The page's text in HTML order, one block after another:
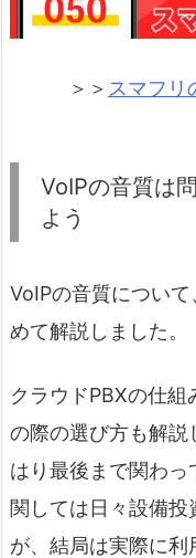
＞＞ スマフリ
VoIPの音質は
よう
VoIPの音質につい
めて解説しました。
クラウドPBXの仕組
の際の選び方も解説
はり最後まで関わ
関しては日々設備投
が、結局は実際に